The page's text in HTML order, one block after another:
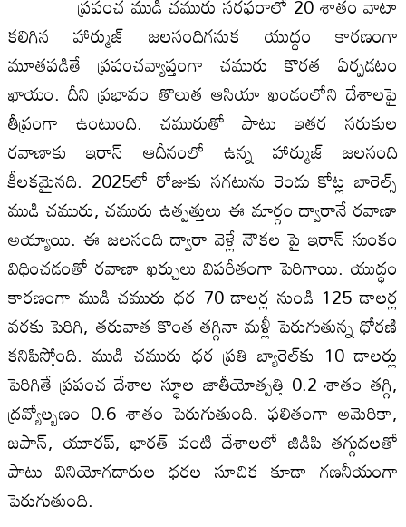
కలిగిన హార్ముజ్ జలసందిగనుక యుద్ధం కారణంగా
మూతపడితే ప్రపంచవ్యాప్తంగా చమురు కొరత ఏర్పడటం
ఖాయం. దీని ప్రభావం తొలుత ఆసియా ఖండంలోని దేశాలపై
తీవ్రంగా ఉంటుంది. చమురుతో పాటు ఇతర సరుకుల
రవాణాకు ఇరాన్ ఆదీనంలో ఉన్న హార్ముజ్ జలసంది
కీలకమైనది. 2025లో రోజుకు సగటును రెండు కోట్ల బారెల్స్
ముడి చమురు, చమురు ఉత్పత్తులు ఈ మార్గం ద్వారానే రవాణా
అయ్యాయి. ఈ జలసంది ద్వారా వెళ్లే నౌకల పై ఇరాన్ సుంకం
విధించడంతో రవాణా ఖర్చులు విపరీతంగా పెరిగాయి. యుద్ధం
కారణంగా ముడి చమురు ధర 70 డాలర్ల నుండి 125 డాలర్ల
వరకు పెరిగి, తరువాత కొంత తగ్గినా మళ్లీ పెరుగుతున్న ధోరణి
కనిపిస్తోంది. ముడి చమురు ధ‌ర ప్రతి బ్యారెల్‌కు 10 డాలర్లు
పెరిగితే ప్రపంచ దేశాల స్థూల జాతీయోత్పత్తి 0.2 శాతం తగ్గి,
ద్రవ్యోల్బణం 0.6 శాతం పెరుగుతుంది. ఫలితంగా అమెరికా,
జపాన్, యూరప్, భారత్ వంటి దేశాలలో జిడిపి తగ్గుదలతో
పాటు వినియోగదారుల ధరల సూచిక కూడా గణనీయంగా
పెరుగుతుంది.